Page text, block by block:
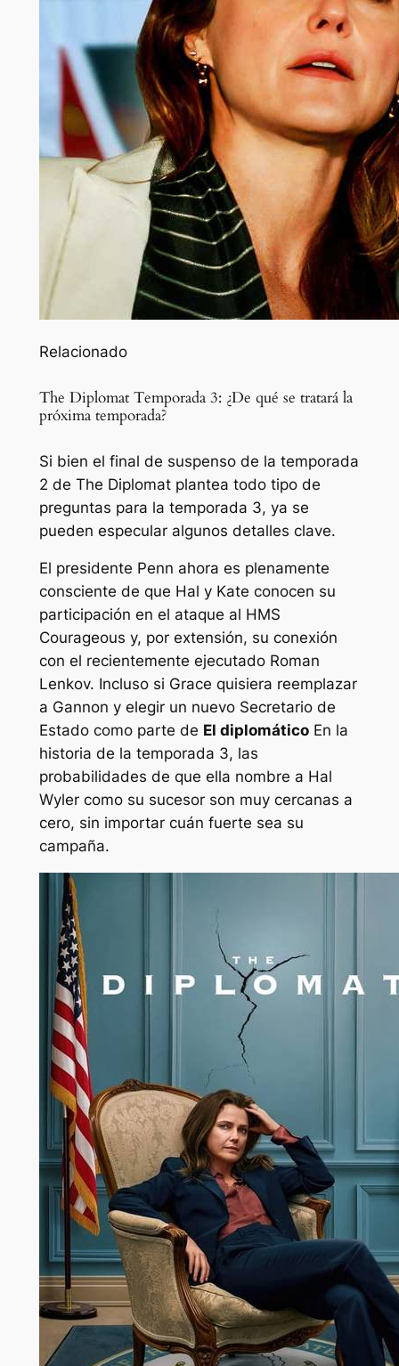
Relacionado
The Diplomat Temporada 3: ¿De qué se tratará la
próxima temporada?
Si bien el final de suspenso de la temporada
2 de The Diplomat plantea todo tipo de
preguntas para la temporada 3, ya se
pueden especular algunos detalles clave.
El presidente Penn ahora es plenamente
consciente de que Hal y Kate conocen su
participación en el ataque al HMS
Courageous y, por extensión, su conexión
con el recientemente ejecutado Roman
Lenkov. Incluso si Grace quisiera reemplazar
a Gannon y elegir un nuevo Secretario de
Estado como parte de El diplomáticoEn la
historia de la temporada 3, las
probabilidades de que ella nombre a Hal
Wyler como su sucesor son muy cercanas a
cero, sin importar cuán fuerte sea su
campaña.